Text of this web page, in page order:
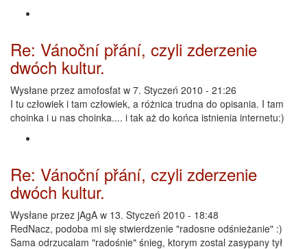
Re: Vánoční přání, czyli zderzenie
dwóch kultur.
Wysłane przez amofosfat w 7. Styczeń 2010 - 21:26
I tu człowiek i tam człowiek, a różnica trudna do opisania. I tam
choinka i u nas choinka.... i tak aż do końca istnienia internetu:)
Re: Vánoční přání, czyli zderzenie
dwóch kultur.
Wysłane przez jAgA w 13. Styczeń 2010 - 18:48
RedNacz, podoba mi się stwierdzenie "radosne odśnieżanie" :)
Sama odrzucalam "radośnie" śnieg, ktorym zostal zasypany tył